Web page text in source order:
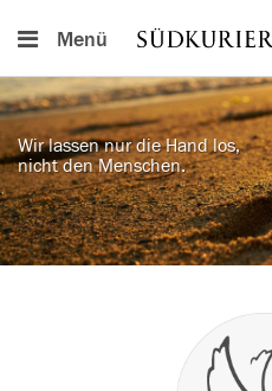
Menü
Wir lassen nur die Hand los,
nicht den Menschen.